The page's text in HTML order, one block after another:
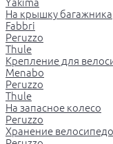
На крышку багажника
Fabbri
Peruzzo
Thule
Крепление для
Menabo
Peruzzo
Thule
На запасное колесо
Peruzzo
Хранение